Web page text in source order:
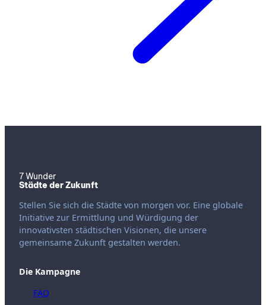
7 Wunder
Städte der Zukunft
Stellen Sie sich die Städte von morgen vor. Eine globale
Initiative zur Ermittlung und Würdigung der
innovativsten städtischen Visionen, die unsere
gemeinsame Zukunft gestalten werden.
Die Kampagne
FAQ